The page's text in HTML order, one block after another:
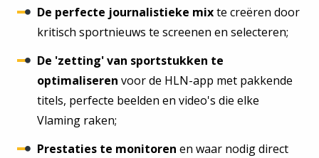
De perfecte journalistieke mixte creëren door
kritisch sportnieuws te screenen en selecteren;
De 'zetting' van sportstukken te
optimaliseren voor de HLN-app met pakkende
titels, perfecte beelden en video's die elke
Vlaming raken;
Prestaties te monitoren en waar nodig direct